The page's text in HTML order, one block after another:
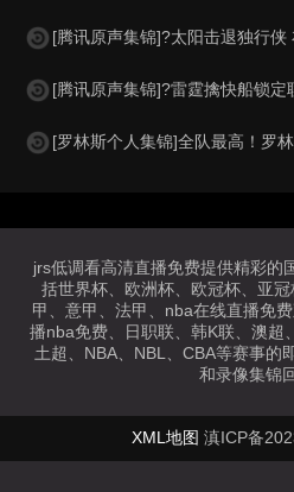
[腾讯原声集锦]?太阳击退独行侠 布克37+9 杰伦
[腾讯原声集锦]?雷霆擒快船锁定联盟第1 切特30+14
[罗林斯个人集锦]全队最高！罗林斯
jrs低调看高清直播免费提供精彩的
括世界杯、欧洲杯、欧冠杯、亚
甲、意甲、法甲、nba在线直播免
播nba免费、日职联、韩K联、澳超
土超、NBA、NBL、CBA等赛事的
和录像集锦
XML地图 滇ICP备